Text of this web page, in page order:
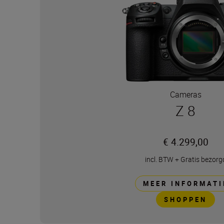
Cameras
Z 8
€ 4.299,00
incl. BTW + Gratis
MEER
SHOPPEN